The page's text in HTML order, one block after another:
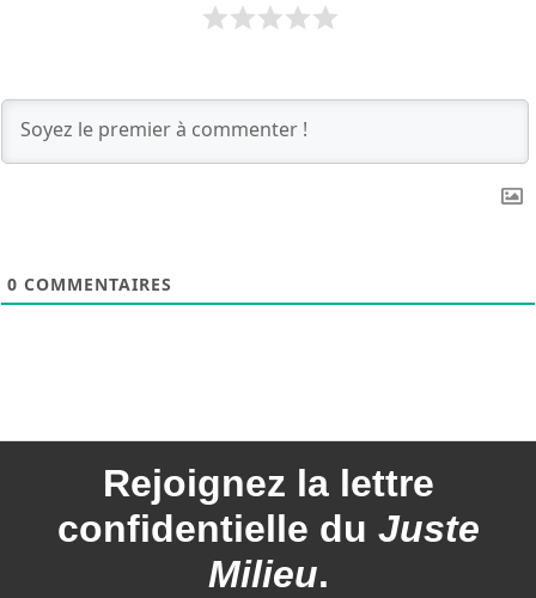
0 COMMENTAIRES
Rejoignez la lettre
confidentielle du Juste
Milieu.